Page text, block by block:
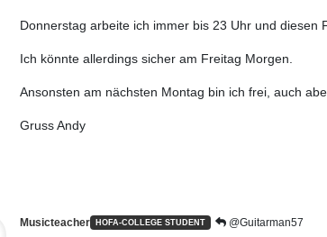
Donnerstag arbeite ich immer bis 23 Uhr und diesen
Ich könnte allerdings sicher am Freitag Morgen.
Ansonsten am nächsten Montag bin ich frei, auch
Gruss Andy
Musicteacher HOFA-COLLEGE STUDENT @Guitarman57